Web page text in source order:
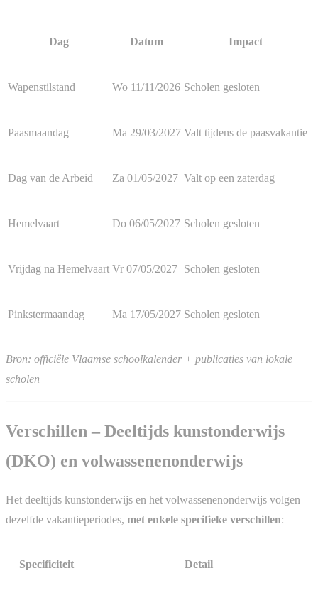
Dag Datum Impact
Wapenstilstand Wo 11/11/2026 Scholen gesloten
Paasmaandag Ma 29/03/2027 Valt tijdens de paasvakantie
Dag van de Arbeid Za 01/05/2027 Valt op een zaterdag
Hemelvaart Do 06/05/2027 Scholen gesloten
Vrijdag na Hemelvaart Vr 07/05/2027 Scholen gesloten
Pinkstermaandag Ma 17/05/2027 Scholen gesloten
Bron: officiële Vlaamse schoolkalender + publicaties van lokale
scholen
Verschillen – Deeltijds kunstonderwijs
(DKO) en volwassenenonderwijs
Het deeltijds kunstonderwijs en het volwassenenonderwijs volgen
dezelfde vakantieperiodes, met enkele specifieke verschillen:
Specificiteit Detail